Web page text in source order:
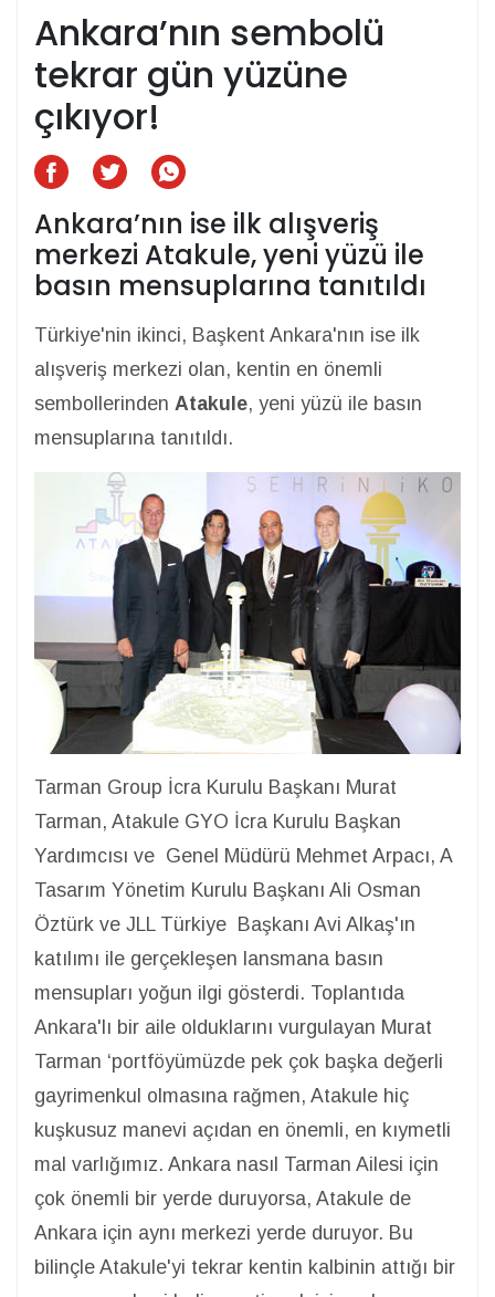
Ankara’nın sembolü
tekrar gün yüzüne
çıkıyor!
Ankara’nın ise ilk alışveriş
merkezi Atakule, yeni yüzü ile
basın mensuplarına tanıtıldı
Türkiye'nin ikinci, Başkent Ankara'nın ise ilk
alışveriş merkezi olan, kentin en önemli
sembollerinden Atakule, yeni yüzü ile basın
mensuplarına tanıtıldı.
Tarman Group İcra Kurulu Başkanı Murat
Tarman, Atakule GYO İcra Kurulu Başkan
Yardımcısı ve Genel Müdürü Mehmet Arpacı, A
Tasarım Yönetim Kurulu Başkanı Ali Osman
Öztürk ve JLL Türkiye Başkanı Avi Alkaş'ın
katılımı ile gerçekleşen lansmana basın
mensupları yoğun ilgi gösterdi. Toplantıda
Ankara'lı bir aile olduklarını vurgulayan Murat
Tarman ‘portföyümüzde pek çok başka değerli
gayrimenkul olmasına rağmen, Atakule hiç
kuşkusuz manevi açıdan en önemli, en kıymetli
mal varlığımız. Ankara nasıl Tarman Ailesi için
çok önemli bir yerde duruyorsa, Atakule de
Ankara için aynı merkezi yerde duruyor. Bu
bilinçle Atakule'yi tekrar kentin kalbinin attığı bir